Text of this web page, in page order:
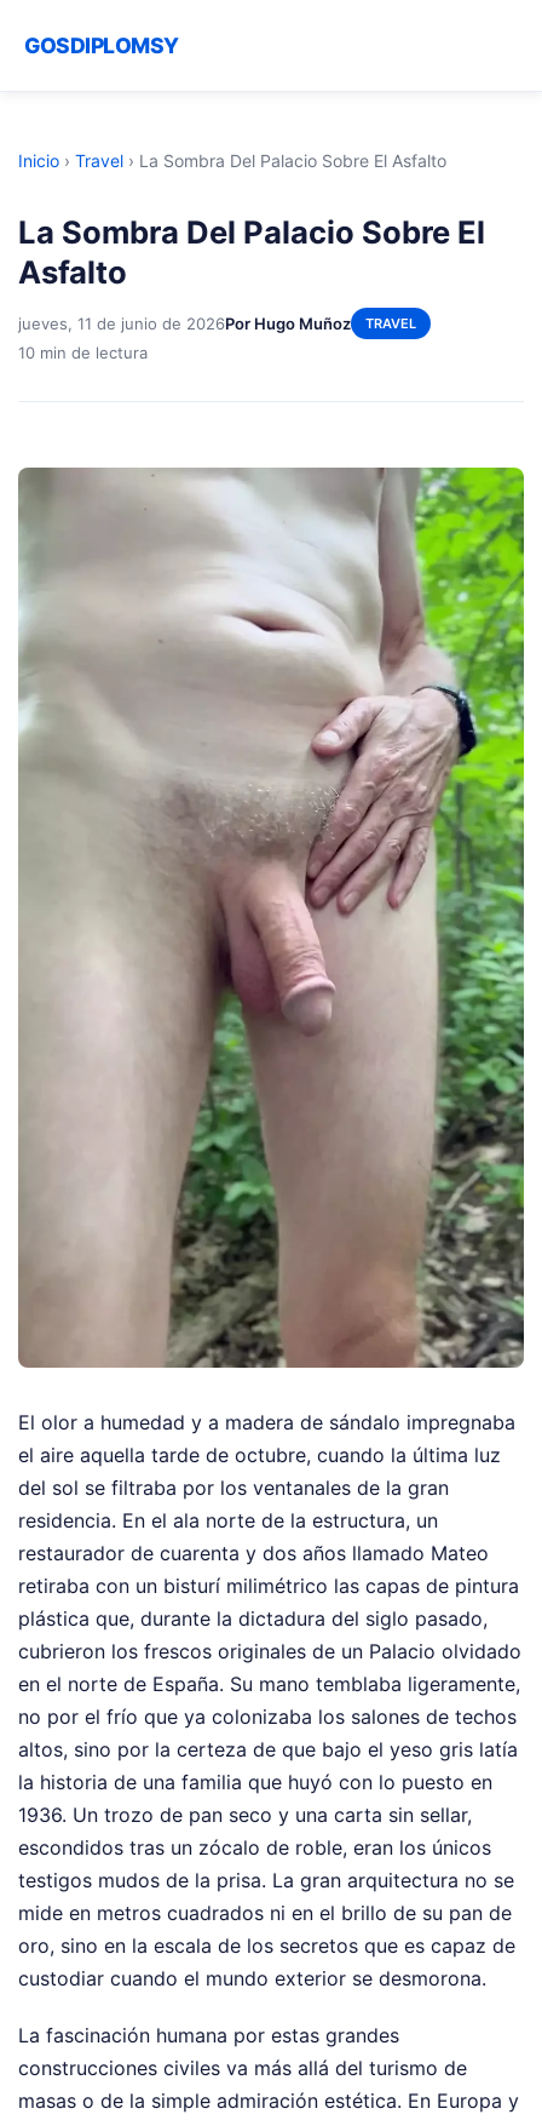
GOSDIPLOMSY
Inicio › Travel › La Sombra Del Palacio Sobre El Asfalto
La Sombra Del Palacio Sobre El
Asfalto
jueves, 11 de junio de 2026Por Hugo Muñoz TRAVEL
10 min de lectura
El olor a humedad y a madera de sándalo impregnaba
el aire aquella tarde de octubre, cuando la última luz
del sol se filtraba por los ventanales de la gran
residencia. En el ala norte de la estructura, un
restaurador de cuarenta y dos años llamado Mateo
retiraba con un bisturí milimétrico las capas de pintura
plástica que, durante la dictadura del siglo pasado,
cubrieron los frescos originales de un Palacio olvidado
en el norte de España. Su mano temblaba ligeramente,
no por el frío que ya colonizaba los salones de techos
altos, sino por la certeza de que bajo el yeso gris latía
la historia de una familia que huyó con lo puesto en
1936. Un trozo de pan seco y una carta sin sellar,
escondidos tras un zócalo de roble, eran los únicos
testigos mudos de la prisa. La gran arquitectura no se
mide en metros cuadrados ni en el brillo de su pan de
oro, sino en la escala de los secretos que es capaz de
custodiar cuando el mundo exterior se desmorona.
La fascinación humana por estas grandes
construcciones civiles va más allá del turismo de
masas o de la simple admiración estética. En Europa y